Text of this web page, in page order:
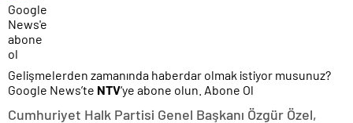
Gelişmelerden zamanında haberdar olmak istiyor musunuz?
Google News’te NTV‘ye abone olun. Abone Ol
Cumhuriyet Halk Partisi Genel Başkanı Özgür Özel,